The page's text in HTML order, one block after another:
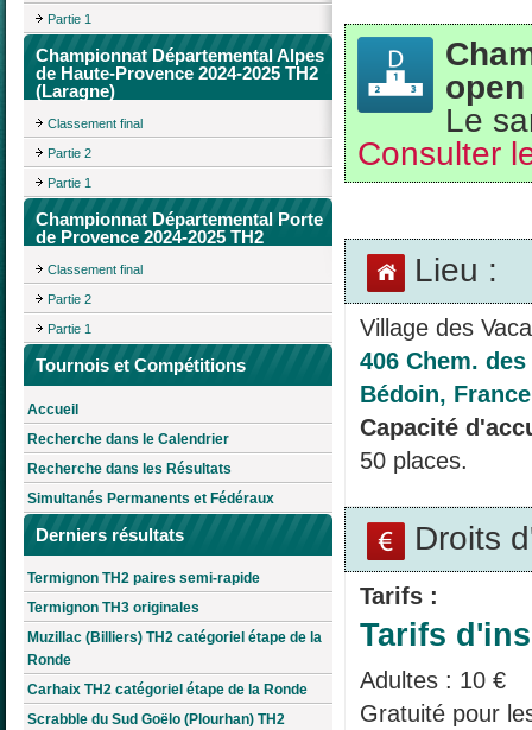
Partie 1
Championnat Départemental Alpes
de Haute-Provence 2024-2025 TH2
(Laragne)
Classement final
Partie 2
Partie 1
Championnat Départemental Porte
de Provence 2024-2025 TH2
Classement final
Partie 2
Partie 1
Tournois et Compétitions
Accueil
Recherche dans le Calendrier
Recherche dans les Résultats
Simultanés Permanents et Fédéraux
Derniers résultats
Termignon TH2 paires semi-rapide
Termignon TH3 originales
Muzillac (Billiers) TH2 catégoriel étape de la
Ronde
Carhaix TH2 catégoriel étape de la Ronde
Scrabble du Sud Goëlo (Plourhan) TH2
open
Le
Consulter
Lieu :
Village des
406 Chem.
Bédoin, France
Capacité
50 places.
Droits
Tarifs :
Tarifs
Adultes : 10 €
Gratuité pour